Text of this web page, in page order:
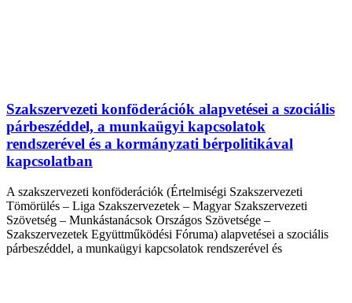
Szakszervezeti konföderációk alapvetései a szociális
párbeszéddel, a munkaügyi kapcsolatok
rendszerével és a kormányzati bérpolitikával
kapcsolatban
A szakszervezeti konföderációk (Értelmiségi Szakszervezeti
Tömörülés – Liga Szakszervezetek – Magyar Szakszervezeti
Szövetség – Munkástanácsok Országos Szövetsége –
Szakszervezetek Együttműködési Fóruma) alapvetései a szociális
párbeszéddel, a munkaügyi kapcsolatok rendszerével és